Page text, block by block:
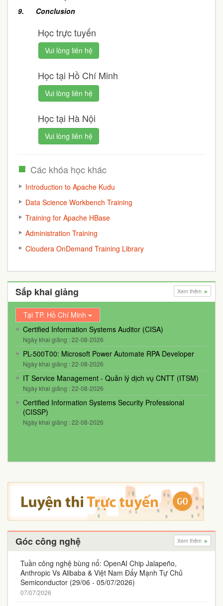
9. Conclusion
Học trực tuyến
Vui lòng liên hệ
Học tại Hồ Chí Minh
Vui lòng liên hệ
Học tại Hà Nội
Vui lòng liên hệ
Các khóa học khác
Introduction to Apache Kudu
Data Science Workbench Training
Training for Apache HBase
Administration Training
Cloudera OnDemand Training Library
Sắp khai giảng Xem thêm
Tại TP. Hồ Chí Minh
Certified Information Systems Auditor (CISA)
Ngày khai giảng : 22-08-2026
PL-500T00: Microsoft Power Automate RPA Developer
Ngày khai giảng : 22-08-2026
IT Service Management - Quản lý dịch vụ CNTT (ITSM)
Ngày khai giảng : 22-08-2026
Certified Information Systems Security Professional
(CISSP)
Ngày khai giảng : 22-08-2026
Góc công nghệ Xem thêm
Tuần công nghệ bùng nổ: OpenAI Chip Jalapeño,
Anthropic Vs Alibaba & Việt Nam Đẩy Mạnh Tự Chủ
Semiconductor (29/06 - 05/07/2026)
07/07/2026